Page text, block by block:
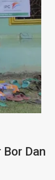
Dan